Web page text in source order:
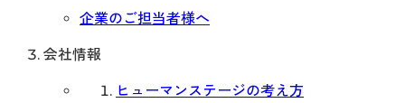
企業のご担当者様へ
会社情報
ヒューマンステージの考え方